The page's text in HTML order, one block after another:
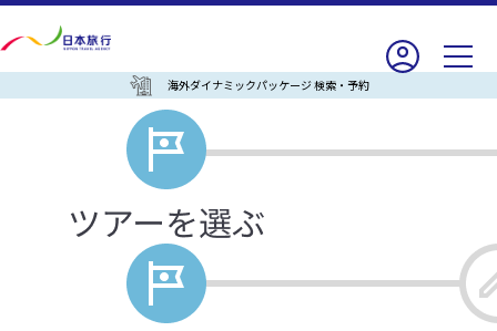
海外ダイナミックパッケージ 検索・予約